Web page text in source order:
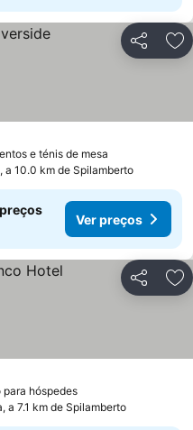
Partilhar
e ténis de mesa
a 10.0 km de Spilamberto
Ver preços
Partilhar
hóspedes
a 7.1 km de Spilamberto